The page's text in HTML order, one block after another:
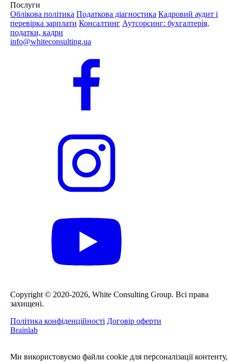
Послуги
Облікова політика Податкова діагностика Кадровий аудит і
перевірка зарплати Консалтинг Аутсорсинг: бухгалтерія,
податки, кадри
info@whiteconsulting.ua
Сopyright © 2020-2026, White Consulting Group. Всі права
захищені.
Політика конфіденційності Договір оферти
Brainlab
Ми використовуємо файли cookie для персоналізації контенту,